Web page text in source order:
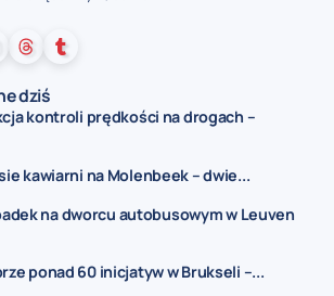
dziś
kontroli prędkości na drogach –
kawiarni na Molenbeek – dwie...
na dworcu autobusowym w Leuven
ponad 60 inicjatyw w Brukseli –...